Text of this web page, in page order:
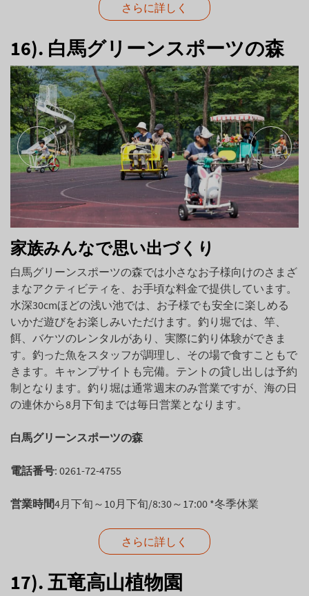
さらに詳しく
16). 白馬グリーンスポーツの森
家族みんなで思い出づくり
白馬グリーンスポーツの森では小さなお子様向けのさまざ
まなアクティビティを、お手頃な料金で提供しています。
水深30cmほどの浅い池では、お子様でも安全に楽しめる
いかだ遊びをお楽しみいただけます。釣り堀では、竿、
餌、バケツのレンタルがあり、実際に釣り体験ができま
す。釣った魚をスタッフが調理し、その場で食すこともで
きます。キャンプサイトも完備。テントの貸し出しは予約
制となります。釣り堀は通常週末のみ営業ですが、海の日
の連休から8月下旬までは毎日営業となります。
白馬グリーンスポーツの森
電話番号: 0261-72-4755
営業時間4月下旬～10月下旬/8:30～17:00 *冬季休業
さらに詳しく
17). 五竜高山植物園